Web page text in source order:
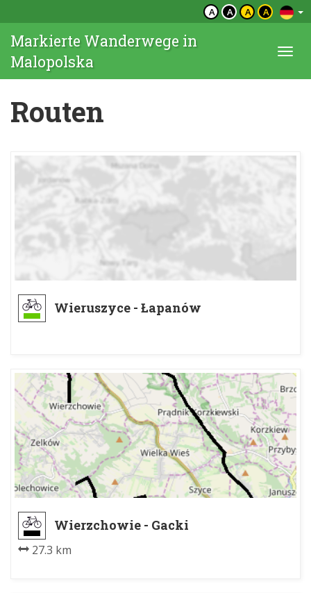
A A A A
Markierte Wanderwege in
Malopolska
Routen
Wieruszyce - Łapanów
Wierzchowie - Gacki
27.3 km